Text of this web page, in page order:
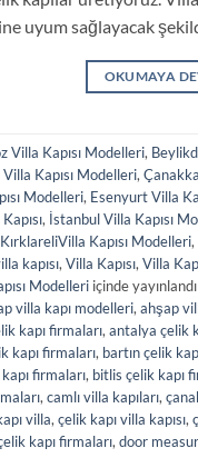
uyum sağlayacak
OKUMAYA
Villa Kapısı Modelleri,
Kapısı Modelleri,
Modelleri, Esenyurt Villa
, İstanbul Villa Kapısı
KırklareliVilla Kapısı Modelleri,
kapısı, Villa Kapısı, Villa
Modelleri içinde yayınlandı
villa kapı modelleri, ahşap
kapı firmaları, antalya çelik
kapı firmaları, bartın çelik
firmaları, bitlis çelik kapı
, camlı villa kapıları,
villa, çelik kapı villa kapısı,
kapı firmaları, door